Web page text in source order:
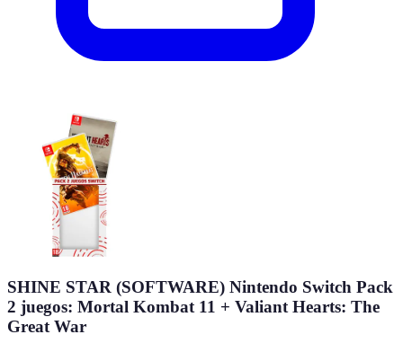
SHINE STAR (SOFTWARE) Nintendo Switch Pack
2 juegos: Mortal Kombat 11 + Valiant Hearts: The
Great War